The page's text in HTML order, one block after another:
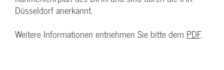
Düsseldorf anerkannt.
Weitere Informationen entnehmen Sie bitte dem PDF.